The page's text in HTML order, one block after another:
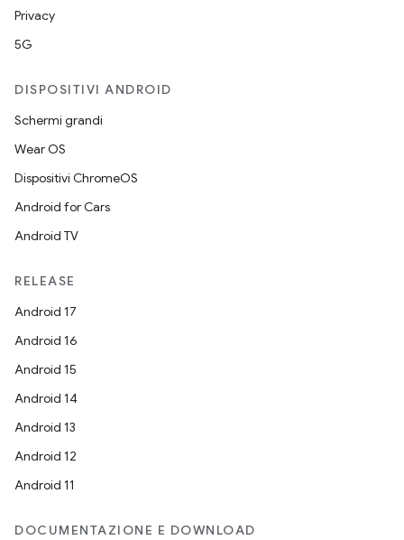
Privacy
5G
DISPOSITIVI ANDROID
Schermi grandi
Wear OS
Dispositivi ChromeOS
Android for Cars
Android TV
RELEASE
Android 17
Android 16
Android 15
Android 14
Android 13
Android 12
Android 11
DOCUMENTAZIONE E DOWNLOAD